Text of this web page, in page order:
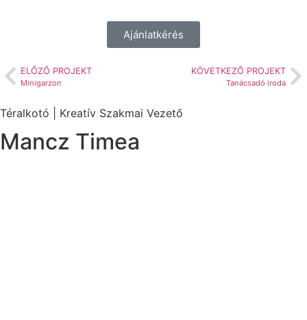
Ajánlatkérés
ELŐZŐ PROJEKT
Minigarzon
KÖVETKEZŐ PROJEKT
Tanácsadó iroda
Téralkotó | Kreatív Szakmai Vezető
Mancz Timea